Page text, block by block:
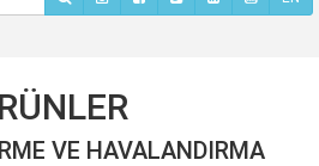
VE HAVALANDIRMA